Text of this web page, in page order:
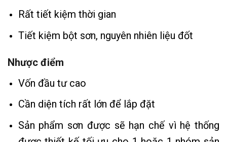
Rất tiết kiệm thời gian
Tiết kiệm bột sơn, nguyên nhiên liệu đốt
Nhược điểm
Vốn đầu tư cao
Cần diện tích rất lớn để lắp đặt
Sản phẩm sơn được sẽ hạn chế vì hệ thống